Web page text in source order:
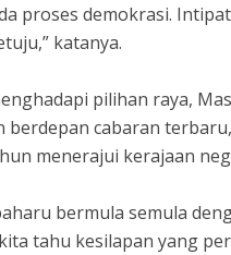
proses demokrasi.
katanya.
pilihan raya,
cabaran
menerajui kerajaan
bermula semula
tahu kesilapan yang